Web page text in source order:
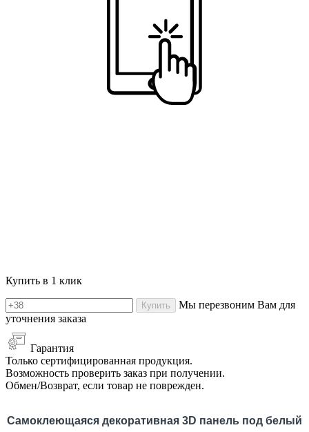
Купить в 1 клик
Купить
Мы перезвоним Вам для
уточнения заказа
Гарантия
Только сертифицированная продукция.
Возможность проверить заказ при получении.
Обмен/Возврат, если товар не поврежден.
Самоклеющаяся декоративная 3D панель под белый